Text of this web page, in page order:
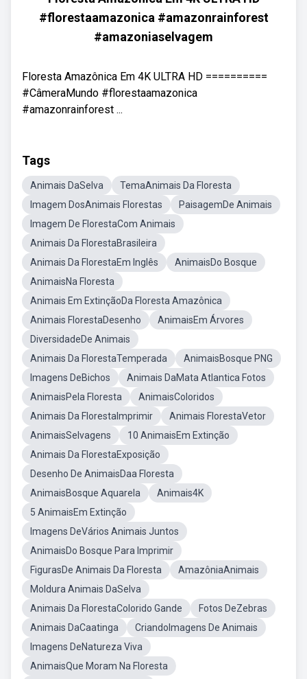
#florestaamazonica #amazonrainforest
#amazoniaselvagem
Floresta Amazônica Em 4K ULTRA HD ==========
#CâmeraMundo #florestaamazonica
#amazonrainforest ...
Tags
Animais DaSelva
TemaAnimais Da Floresta
Imagem DosAnimais Florestas
PaisagemDe Animais
Imagem De FlorestaCom Animais
Animais Da FlorestaBrasileira
Animais Da FlorestaEm Inglês
AnimaisDo Bosque
AnimaisNa Floresta
Animais Em ExtinçãoDa Floresta Amazônica
Animais FlorestaDesenho
AnimaisEm Árvores
DiversidadeDe Animais
Animais Da FlorestaTemperada
AnimaisBosque PNG
Imagens DeBichos
Animais DaMata Atlantica Fotos
AnimaisPela Floresta
AnimaisColoridos
Animais Da FlorestaImprimir
Animais FlorestaVetor
AnimaisSelvagens
10 AnimaisEm Extinção
Animais Da FlorestaExposição
Desenho De AnimaisDaa Floresta
AnimaisBosque Aquarela
Animais4K
5 AnimaisEm Extinção
Imagens DeVários Animais Juntos
AnimaisDo Bosque Para Imprimir
FigurasDe Animais Da Floresta
AmazôniaAnimais
Moldura Animais DaSelva
Animais Da FlorestaColorido Gande
Fotos DeZebras
Animais DaCaatinga
CriandoImagens De Animais
Imagens DeNatureza Viva
AnimaisQue Moram Na Floresta